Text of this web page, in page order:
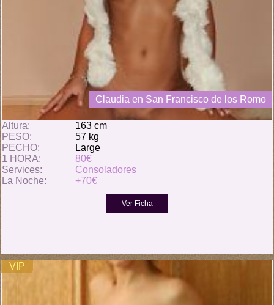
Claudia en San Francisco de los Romo
Altura:
163 cm
PESO:
57 kg
PECHO:
Large
1 HORA:
80€
Services:
Consoladores
La Noche:
+70€
VIP